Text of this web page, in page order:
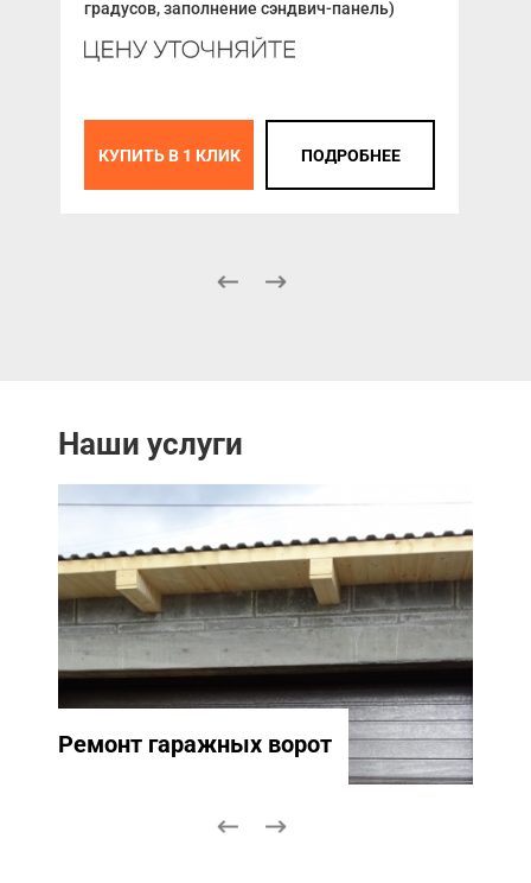
градусов, заполнение сэндвич-панель)
КУПИТЬ В 1 КЛИК ПОДРОБНЕЕ
Наши услуги
Ремонт гаражных ворот